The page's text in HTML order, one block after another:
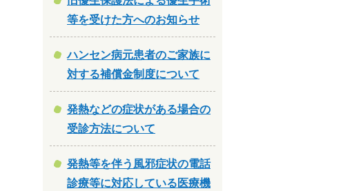
等を受けた方へのお知らせ
ハンセン病元患者のご家族に
対する補償金制度について
発熱などの症状がある場合の
受診方法について
発熱等を伴う風邪症状の電話
診療等に対応している医療機